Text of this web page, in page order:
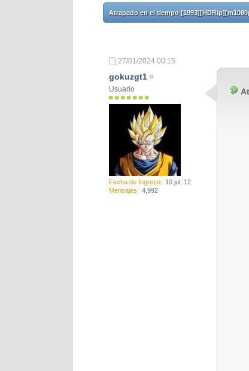
Atrapado en el tiempo
27/01/2024 00:15
gokuzgt1
Usuario
Fecha de Ingreso
10 jul, 12
Mensajes
4,992